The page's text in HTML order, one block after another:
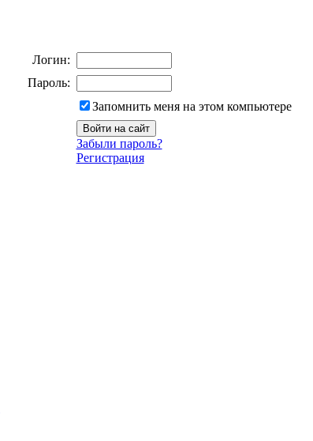
Логин:
Пароль:
Запомнить меня на этом компьютере
Забыли пароль?
Регистрация